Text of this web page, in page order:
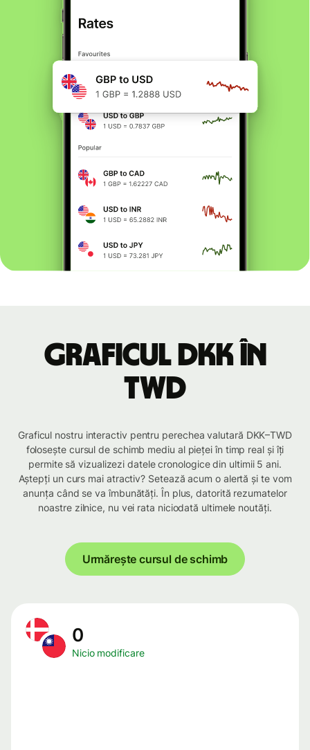
Graficul DKK în
TWD
Graficul nostru interactiv pentru perechea valutară DKK–TWD
folosește cursul de schimb mediu al pieței în timp real și îți
permite să vizualizezi datele cronologice din ultimii 5 ani.
Aștepți un curs mai atractiv? Setează acum o alertă și te vom
anunța când se va îmbunătăți. În plus, datorită rezumatelor
noastre zilnice, nu vei rata niciodată ultimele noutăți.
Urmărește cursul de schimb
0
Nicio modificare